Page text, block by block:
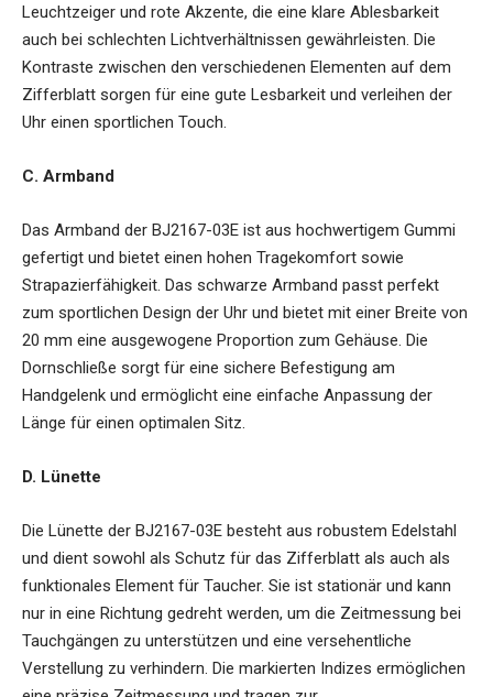
Leuchtzeiger und rote Akzente, die eine klare Ablesbarkeit
auch bei schlechten Lichtverhältnissen gewährleisten. Die
Kontraste zwischen den verschiedenen Elementen auf dem
Zifferblatt sorgen für eine gute Lesbarkeit und verleihen der
Uhr einen sportlichen Touch.
C. Armband
Das Armband der BJ2167-03E ist aus hochwertigem Gummi
gefertigt und bietet einen hohen Tragekomfort sowie
Strapazierfähigkeit. Das schwarze Armband passt perfekt
zum sportlichen Design der Uhr und bietet mit einer Breite von
20 mm eine ausgewogene Proportion zum Gehäuse. Die
Dornschließe sorgt für eine sichere Befestigung am
Handgelenk und ermöglicht eine einfache Anpassung der
Länge für einen optimalen Sitz.
D. Lünette
Die Lünette der BJ2167-03E besteht aus robustem Edelstahl
und dient sowohl als Schutz für das Zifferblatt als auch als
funktionales Element für Taucher. Sie ist stationär und kann
nur in eine Richtung gedreht werden, um die Zeitmessung bei
Tauchgängen zu unterstützen und eine versehentliche
Verstellung zu verhindern. Die markierten Indizes ermöglichen